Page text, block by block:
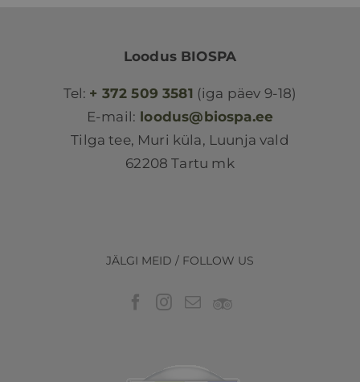
Loodus BIOSPA
Tel: + 372 509 3581 (iga päev 9-18)
E-mail: loodus@biospa.ee
Tilga tee, Muri küla, Luunja vald
62208 Tartu mk
JÄLGI MEID / FOLLOW US